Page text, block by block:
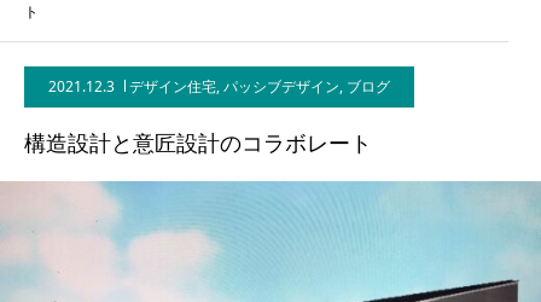
ト
2021.12.3 デザイン住宅,パッシブデザイン, ブログ
構造設計と意匠設計のコラボレート
BLOG
CONTACT